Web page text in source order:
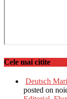
Cele mai citite
Deutsch
posted on